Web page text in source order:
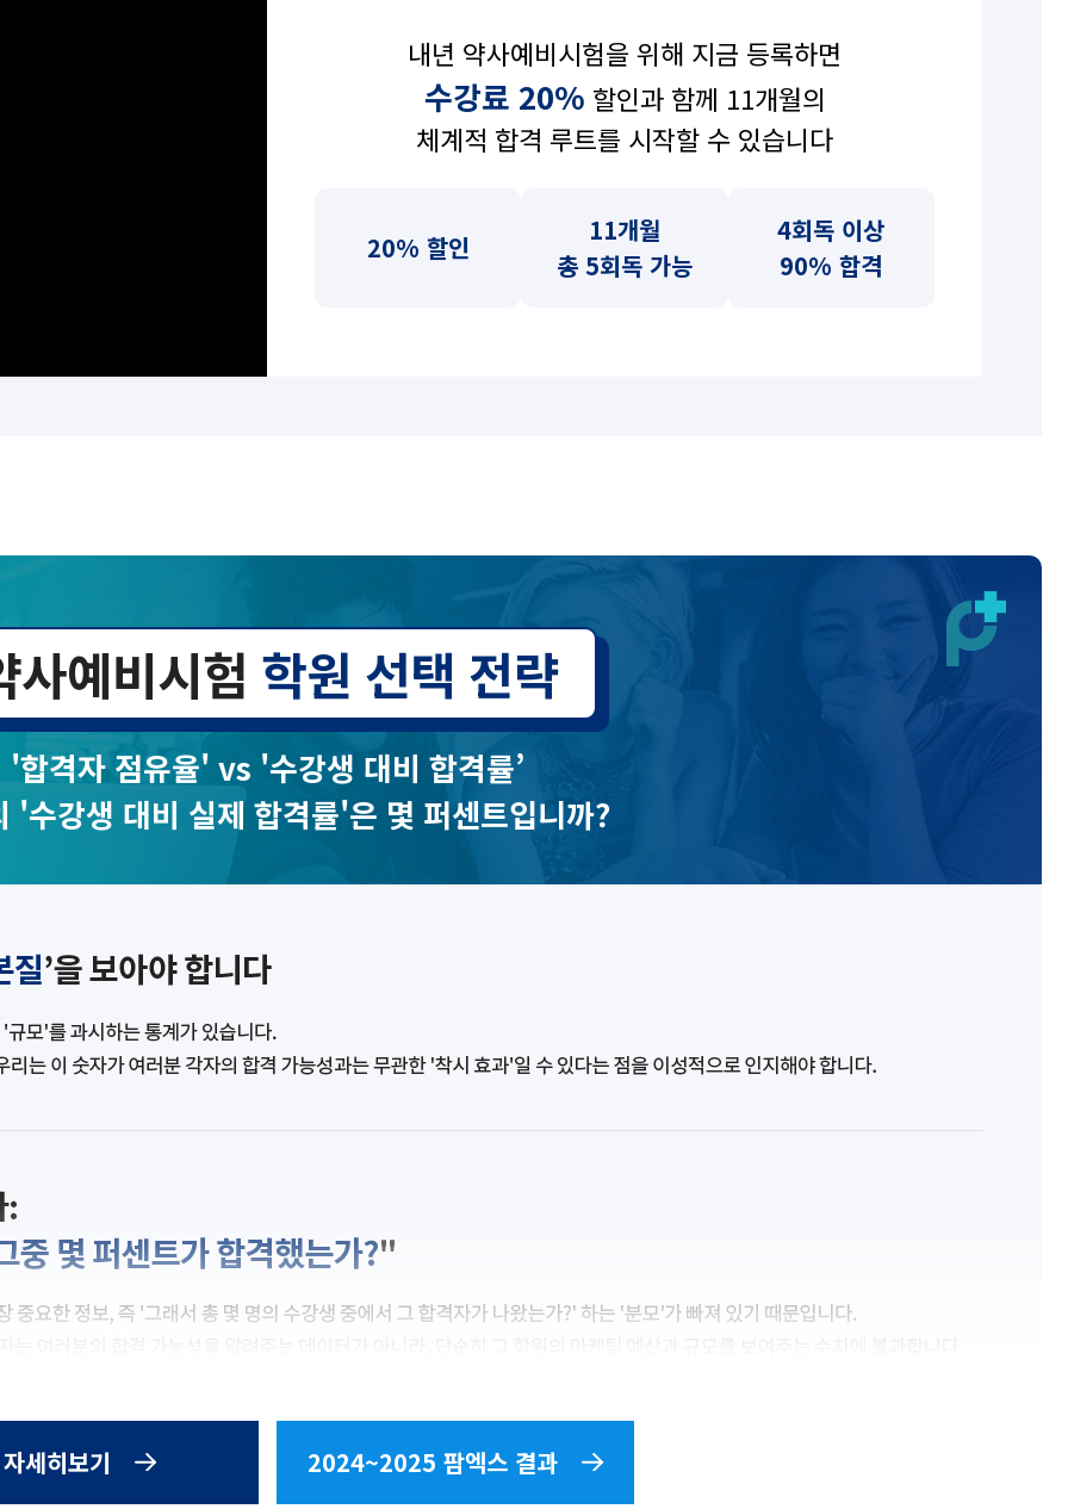
내년 약사예비시험을 위해 지금 등록하면
수강료 20% 할인과 함께 11개월의
체계적 합격 루트를 시작할 수 있습니다
20% 할인
11개월
총 5회독 가능
4회독 이상
90% 합격
사예비시험 학원 선택 전략
'합격자 점유율' vs '수강생 대비 합격률’
'수강생 대비 실제 합격률'은 몇 퍼센트입니까?
자세히보기 2024~2025 팜엑스 결과